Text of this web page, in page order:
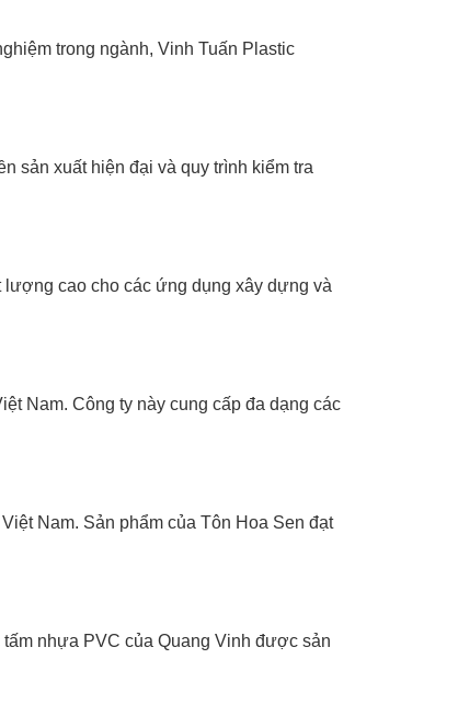
trong ngành, Vinh Tuấn Plastic
sản xuất hiện đại và quy trình kiểm tra
cao cho các ứng dụng xây dựng và
Nam. Công ty này cung cấp đa dạng các
Nam. Sản phẩm của Tôn Hoa Sen đạt
nhựa PVC của Quang Vinh được sản